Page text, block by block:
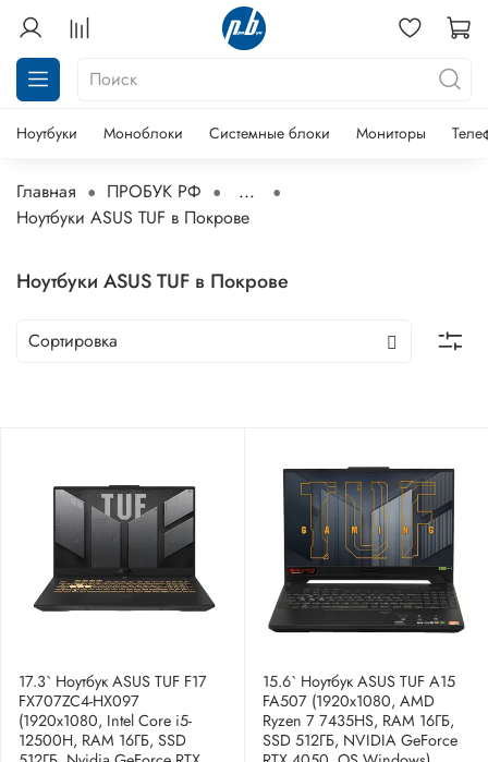
Ноутбуки Моноблоки Системные блоки Мониторы
Главная ПРОБУК РФ
...
Ноутбуки ASUS TUF в Покрове
Ноутбуки ASUS TUF в Покрове
17.3` Ноутбук ASUS TUF F17
FX707ZC4-HX097
(1920x1080, Intel Core i5-
12500H, RAM 16ГБ, SSD
15.6` Ноутбук ASUS TUF A15
FA507 (1920x1080, AMD
Ryzen 7 7435HS, RAM 16ГБ,
SSD 512ГБ, NVIDIA GeForce